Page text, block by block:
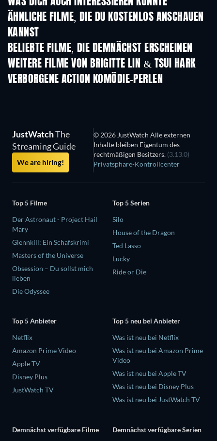
ÄHNLICHE FILME, DIE DU KOSTENLOS ANSCHAUEN
KANNST
BELIEBTE FILME, DIE DEMNÄCHST ERSCHEINEN
WEITERE FILME VON BRIGITTE LIN & TSUI HARK
VERBORGENE ACTION KOMÖDIE-PERLEN
JustWatchThe
Streaming Guide
We are hiring!
© 2026 JustWatch Alle externen
Inhalte bleiben Eigentum des
rechtmäßigen Besitzers. (3.13.0)
Privatsphäre-Kontrollcenter
Top 5 Filme
Der Astronaut - Project Hail
Mary
Glennkill: Ein Schafskrimi
Masters of the Universe
Obsession – Du sollst mich
lieben
Die Odyssee
Top 5 Serien
Silo
House of the Dragon
Ted Lasso
Lucky
Ride or Die
Top 5 Anbieter
Netflix
Amazon Prime Video
Apple TV
Disney Plus
JustWatch TV
Top 5 neu bei Anbieter
Was ist neu bei Netflix
Was ist neu bei Amazon Prime
Video
Was ist neu bei Apple TV
Was ist neu bei Disney Plus
Was ist neu bei JustWatch TV
Demnächst verfügbare Filme Demnächst verfügbare Serien